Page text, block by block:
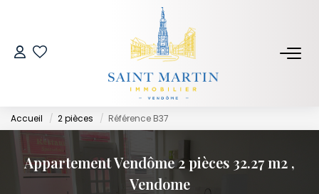
NOS BIENS
Louer
Biens Vendus Et Loués
Off Market
Accueil 2 pièces Référence B37
Appartement Vendôme 2 pièces 32.27 m2 ,
Vendome